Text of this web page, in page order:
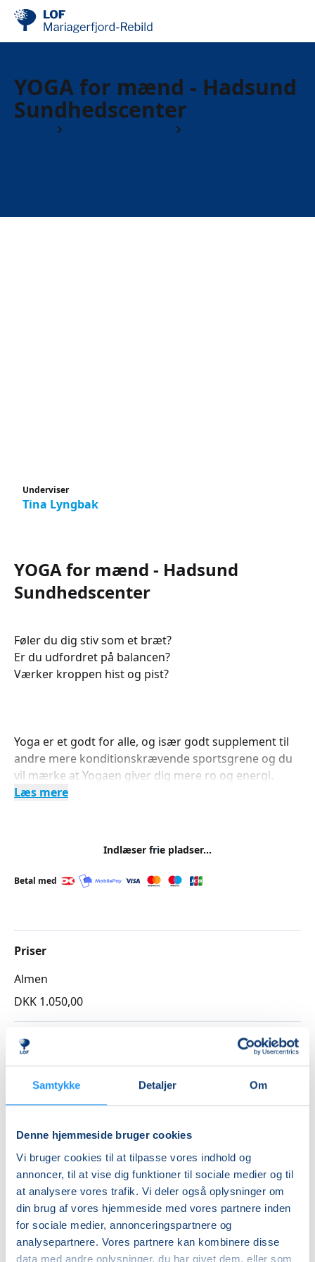
Samtykke Detaljer Om
Denne hjemmeside bruger cookies
Vi bruger cookies til at tilpasse vores indhold og
annoncer, til at vise dig funktioner til sociale medier og til
at analysere vores trafik. Vi deler også oplysninger om
din brug af vores hjemmeside med vores partnere inden
for sociale medier, annonceringspartnere og
analysepartnere. Vores partnere kan kombinere disse
data med andre oplysninger, du har givet dem, eller som
YOGA for mænd - Hadsund
Sundhedscenter
Underviser
Tina Lyngbak
YOGA for mænd - Hadsund
Sundhedscenter
Føler du dig stiv som et bræt?
Er du udfordret på balancen?
Værker kroppen hist og pist?
Yoga er et godt for alle, og især godt supplement til
andre mere konditionskrævende sportsgrene og du
vil mærke at Yogaen giver dig mere ro og energi.
Læs mere
Indlæser frie pladser...
Betal med
Priser
Almen
DKK 1.050,00
Info
Nummer
262150
mandag 31.08.2026, kl. 19.30 - 21.00
Sidste mødegang
mandag 21.12.2026, kl. 19.30 - 21.00
Antal mødegange
15 mødegange
Adresse